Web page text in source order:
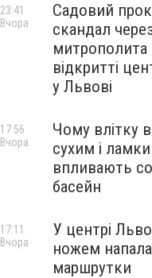
Садовий
скандал
відкритті
у Львові
23:41
Вчора
Чому влітку
сухим і
впливають
басейн
17:56
Вчора
У центрі
ножем
маршрутки
17:11
Вчора